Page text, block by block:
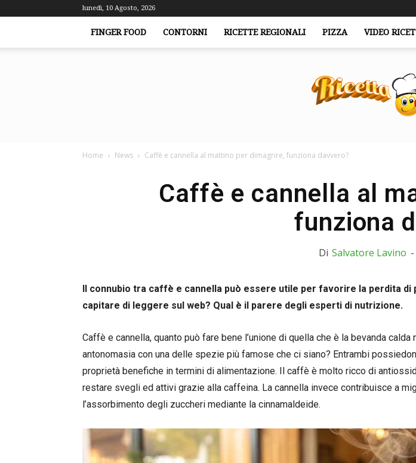
lunedì, 10 Agosto, 2026
FINGER FOOD CONTORNI RICETTE REGIONALI PIZZA VIDEO
Home News Caffè e cannella al mattino per dimagrire, funziona davvero?
Caffè e cannella al
funziona
Di Salvatore Lavino -
Il connubio tra caffè e cannella può essere utile per favorire la perdita di
capitare di leggere sul web? Qual è il parere degli esperti di nutrizione.
Caffè e cannella, quanto può fare bene l’unione di quella che è la bevanda calda
antonomasia con una delle spezie più famose che ci siano? Entrambi
proprietà benefiche in termini di alimentazione. Il caffè è molto ricco di
restare svegli ed attivi grazie alla caffeina. La cannella invece contribuisce a
l’assorbimento degli zuccheri mediante la cinnamaldeide.